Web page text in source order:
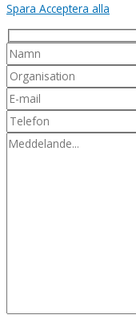
Spara Acceptera alla